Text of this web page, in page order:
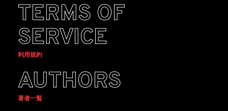
TERMS OF
SERVICE
利用規約
AUTHORS
著者一覧